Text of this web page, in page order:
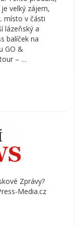
velký zájem,
místo v části
lázeňský a
balíček na
GO &
– …
Zprávy?
Media.cz